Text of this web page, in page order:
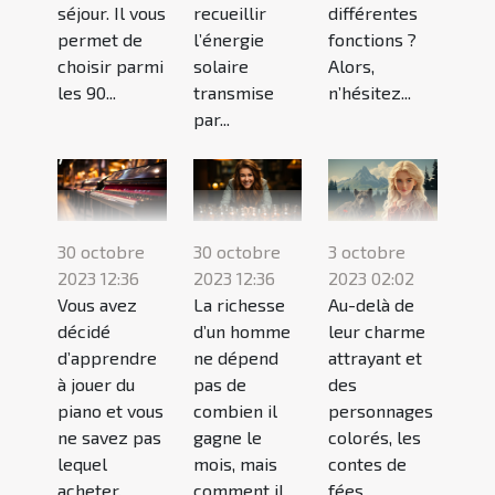
séjour. Il vous
permet de
choisir parmi
les 90...
recueillir
l’énergie
solaire
transmise
par...
différentes
fonctions ?
Alors,
n’hésitez...
30 octobre
2023 12:36
Vous avez
décidé
d’apprendre
à jouer du
piano et vous
ne savez pas
lequel
acheter.
30 octobre
2023 12:36
La richesse
d’un homme
ne dépend
pas de
combien il
gagne le
mois, mais
comment il
3 octobre
2023 02:02
Au-delà de
leur charme
attrayant et
des
personnages
colorés, les
contes de
fées